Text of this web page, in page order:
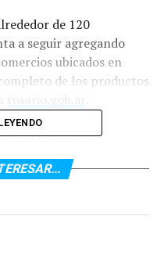
de 120
a seguir agregando
ubicados en
de los productos
y Empleo,
Justos, una propuesta
origen local y regional,